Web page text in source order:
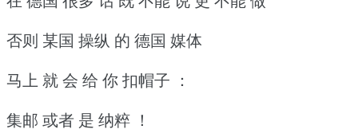
否则 某国 操纵 的 德国 媒体
马上 就 会 给 你 扣帽子 ：
集邮 或者 是 纳粹 ！